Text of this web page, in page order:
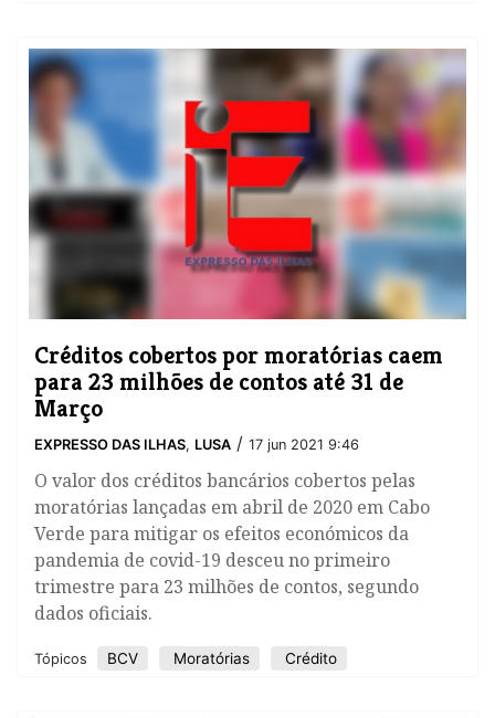
Créditos cobertos por moratórias caem
para 23 milhões de contos até 31 de
Março
EXPRESSO DAS ILHAS, LUSA / 17 jun 2021 9:46
O valor dos créditos bancários cobertos pelas
moratórias lançadas em abril de 2020 em Cabo
Verde para mitigar os efeitos económicos da
pandemia de covid-19 desceu no primeiro
trimestre para 23 milhões de contos, segundo
dados oficiais.
Tópicos BCV Moratórias Crédito